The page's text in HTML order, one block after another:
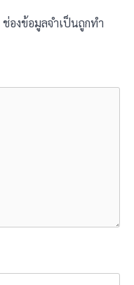
ช่องข้อมูลจำเป็นถูกทำ